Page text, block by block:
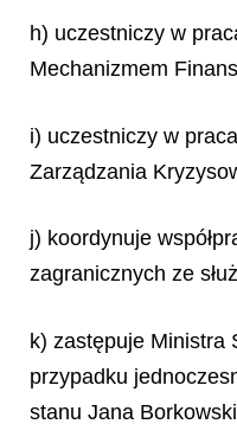
h) uczestniczy w
Mechanizmem
i) uczestniczy w
Zarządzania
j) koordynuje
zagranicznych ze
k) zastępuje Ministra
przypadku
stanu Jana